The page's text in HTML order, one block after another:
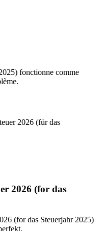
fonctionne comme
2026 (für das
2026 (for das
(for das Steuerjahr 2025)